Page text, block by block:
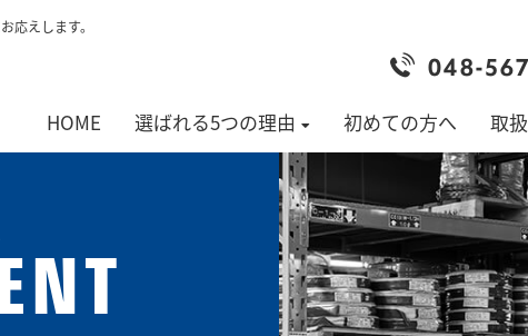
応えします。
048-
HOME 選ばれる5つの理由 初めての方へ 取